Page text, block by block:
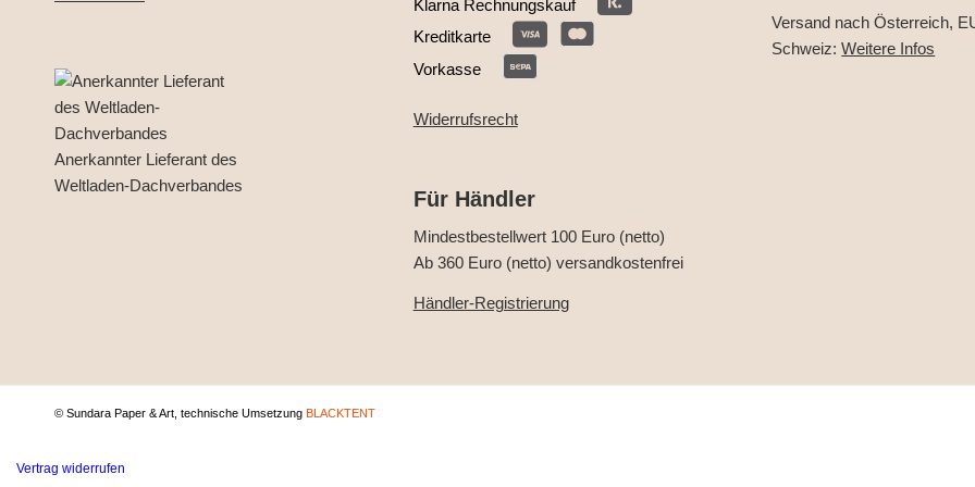
Anerkannter Lieferant des
Weltladen-Dachverbandes
Klarna Rechnungskauf
Kreditkarte
Vorkasse
Widerrufsrecht
Für Händler
Mindestbestellwert 100 Euro (netto)
Ab 360 Euro (netto) versandkostenfrei
Händler-Registrierung
Versand nach Österreich,
Schweiz:Weitere Infos
© Sundara Paper & Art, technische Umsetzung BLACKTENT
Vertrag widerrufen